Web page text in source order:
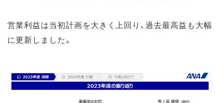
営業利益は当初計画を大きく上回り、過去最高益も大幅
に更新しました。